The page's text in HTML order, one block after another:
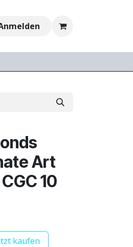
Art
10
kaufen